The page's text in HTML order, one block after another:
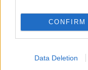
CONFIRM
Data Deletion
HÍREK 2026. júl. 20.